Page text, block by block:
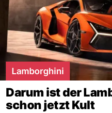
Lamborghini
Darum ist der
schon jetzt Kult